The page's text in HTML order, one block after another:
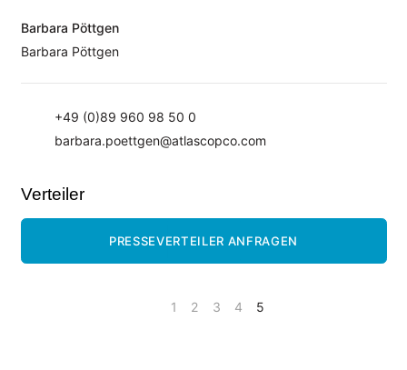
Events
Newsletter
Barbara Pöttgen
Barbara Pöttgen
+49 (0)89 960 98 50 0
barbara.poettgen@atlascopco.com
Verteiler
PRESSEVERTEILER ANFRAGEN
1 2 3 4 5